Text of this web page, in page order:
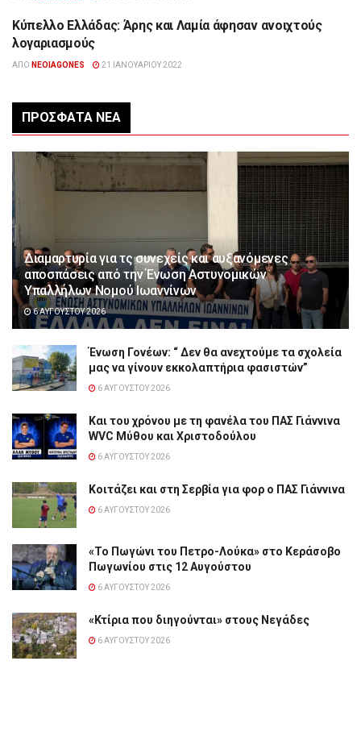
ΑΘΛΗΤΙΣΜΌΣ
Κύπελλο Ελλάδας: Άρης και Λαμία άφησαν ανοιχτούς
λογαριασμούς
ΑΠΌ NEOIAGONES 21 ΙΑΝΟΥΑΡΊΟΥ 2022
ΠΡΌΣΦΑΤΑ ΝΈΑ
Διαμαρτυρία για τς συνεχείς και αυξανόμενες
αποσπάσεις από την Ένωση Αστυνομικών
Υπαλλήλων Νομού Ιωαννίνων
6 ΑΥΓΟΎΣΤΟΥ 2026
Ένωση Γονέων: “ Δεν θα ανεχτούμε τα σχολεία
μας να γίνουν εκκολαπτήρια φασιστών”
6 ΑΥΓΟΎΣΤΟΥ 2026
Και του χρόνου με τη φανέλα του ΠΑΣ Γιάννινα
WVC Μύθου και Χριστοδούλου
6 ΑΥΓΟΎΣΤΟΥ 2026
Κοιτάζει και στη Σερβία για φορ ο ΠΑΣ Γιάννινα
6 ΑΥΓΟΎΣΤΟΥ 2026
«Το Πωγώνι του Πετρο-Λούκα» στο Κεράσοβο
Πωγωνίου στις 12 Αυγούστου
6 ΑΥΓΟΎΣΤΟΥ 2026
«Κτίρια που διηγούνται» στους Νεγάδες
6 ΑΥΓΟΎΣΤΟΥ 2026